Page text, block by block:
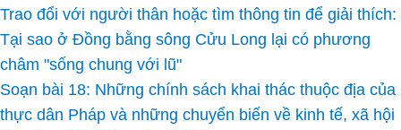
Trao đổi với người thân hoặc tìm thông tin để giải thích:
Tại sao ở Đồng bằng sông Cửu Long lại có phương
châm "sống chung với lũ"
Soạn bài 18: Những chính sách khai thác thuộc địa của
thực dân Pháp và những chuyển biến về kinh tế, xã hội